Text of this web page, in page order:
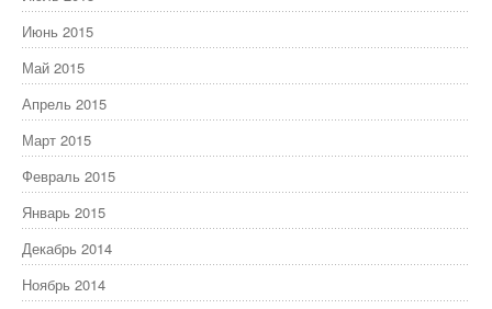
Июнь 2015
Май 2015
Апрель 2015
Март 2015
Февраль 2015
Январь 2015
Декабрь 2014
Ноябрь 2014